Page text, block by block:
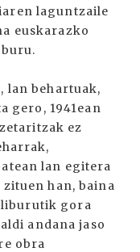
laguntzaile
euskarazko
lan behartuak,
gero, 1941ean
ez
lan egitera
han, baina
liburutik gora
andana jaso
obra